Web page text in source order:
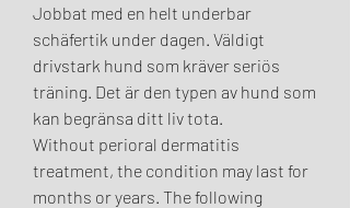
Jobbat med en helt underbar
schäfertik under dagen. Väldigt
drivstark hund som kräver seriös
träning. Det är den typen av hund som
kan begränsa ditt liv tota.
Without perioral dermatitis
treatment, the condition may last for
months or years. The following